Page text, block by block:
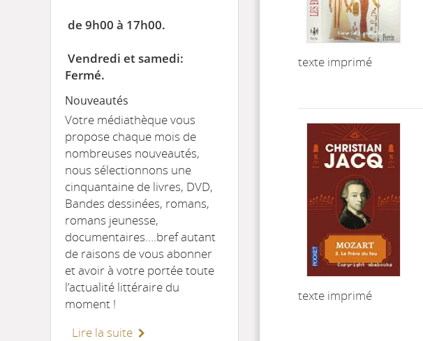
texte imprimé
texte imprimé
de 9h00 à 17h00.
Vendredi et samedi:
Fermé.
Nouveautés
Votre médiathèque vous
propose chaque mois de
nombreuses nouveautés,
nous sélectionnons une
cinquantaine de livres, DVD,
Bandes dessinées, romans,
romans jeunesse,
documentaires….bref autant
de raisons de vous abonner
et avoir à votre portée toute
l’actualité littéraire du
moment !
Lire la suite